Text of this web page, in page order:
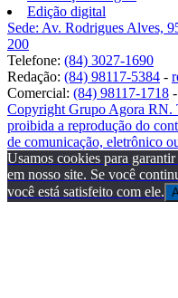
Edição digital
Sede: Av. Rodrigues Alves,
200
Telefone: (84) 3027-1690
Redação: (84) 98117-5384 -
Comercial: (84) 98117-1718 -
Copyright Grupo Agora RN.
proibida a reprodução do
de comunicação, eletrônico
Usamos cookies para
em nosso site. Se você
você está satisfeito com ele.